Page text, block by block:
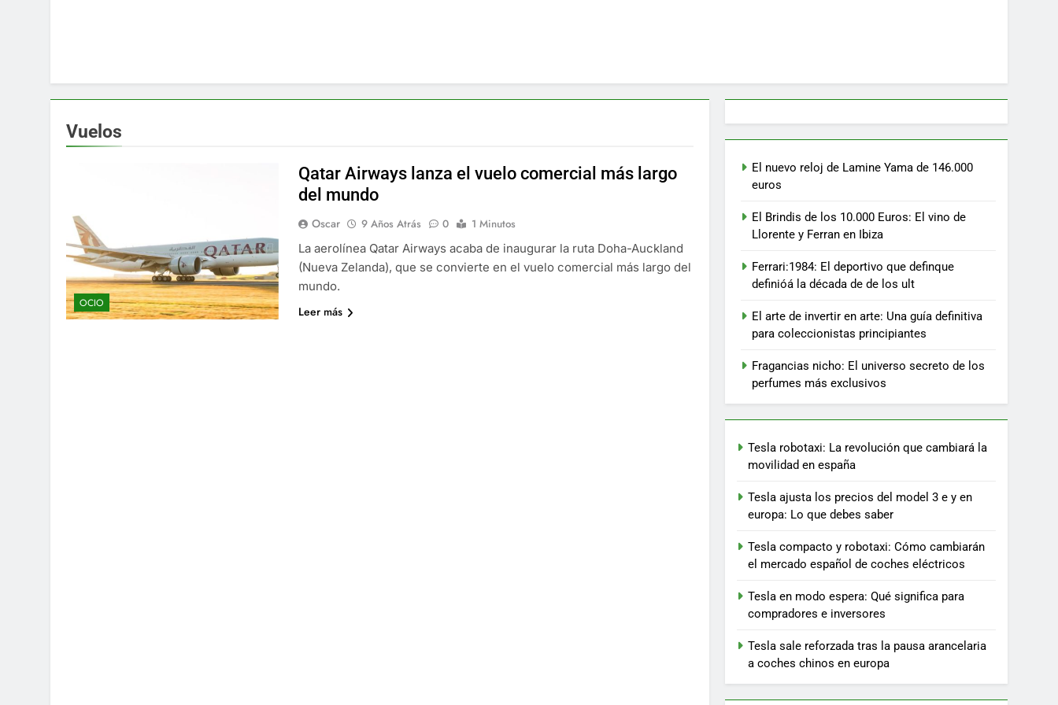
Vuelos
OCIO
Qatar Airways lanza el vuelo comercial más largo
del mundo
Oscar 9 Años Atrás 0
1 Minutos
La aerolínea Qatar Airways acaba de inaugurar la ruta Doha-Auckland
(Nueva Zelanda), que se convierte en el vuelo comercial más largo del
mundo.
Leer más
El nuevo reloj de Lamine Yama de 146.000
euros
El Brindis de los 10.000 Euros: El vino de
Llorente y Ferran en Ibiza
Ferrari:1984: El deportivo que definque
definióá la década de de los ult
El arte de invertir en arte: Una guía definitiva
para coleccionistas principiantes
Fragancias nicho: El universo secreto de los
perfumes más exclusivos
Tesla robotaxi: La revolución que cambiará la
movilidad en españa
Tesla ajusta los precios del model 3 e y en
europa: Lo que debes saber
Tesla compacto y robotaxi: Cómo cambiarán
el mercado español de coches eléctricos
Tesla en modo espera: Qué significa para
compradores e inversores
Tesla sale reforzada tras la pausa arancelaria
a coches chinos en europa